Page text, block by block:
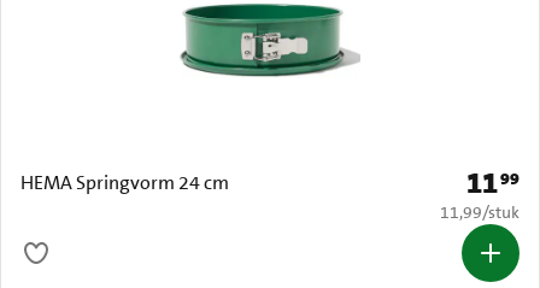
HEMA Springvorm 24 cm Prijs: €
1199
€ 11,99 per
11,99/stuk